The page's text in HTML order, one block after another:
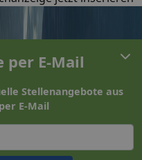
per E-Mail
Stellenangebote aus
E-Mail